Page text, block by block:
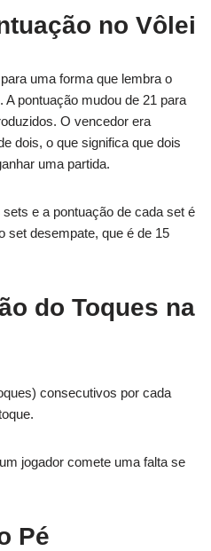
no Vôlei
uma forma que lembra o
pontuação mudou de 21 para
O vencedor era
dois, o que significa que dois
uma partida.
e a pontuação de cada set é
set desempate, que é de 15
do Toques na
consecutivos por cada
jogador comete uma falta se
Pé